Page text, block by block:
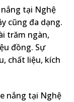
tại Nghệ
cũng đa dạng.
trăm ngàn,
đồng. Sự
chất liệu, kích
nắng tại Nghệ